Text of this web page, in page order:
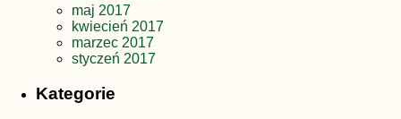
maj 2017
kwiecień 2017
marzec 2017
styczeń 2017
Kategorie